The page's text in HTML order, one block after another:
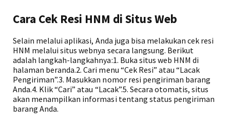
Cara Cek Resi HNM di Situs Web
Selain melalui aplikasi, Anda juga bisa melakukan cek resi
HNM melalui situs webnya secara langsung. Berikut
adalah langkah-langkahnya:1. Buka situs web HNM di
halaman beranda.2. Cari menu “Cek Resi” atau “Lacak
Pengiriman”.3. Masukkan nomor resi pengiriman barang
Anda.4. Klik “Cari” atau “Lacak”.5. Secara otomatis, situs
akan menampilkan informasi tentang status pengiriman
barang Anda.